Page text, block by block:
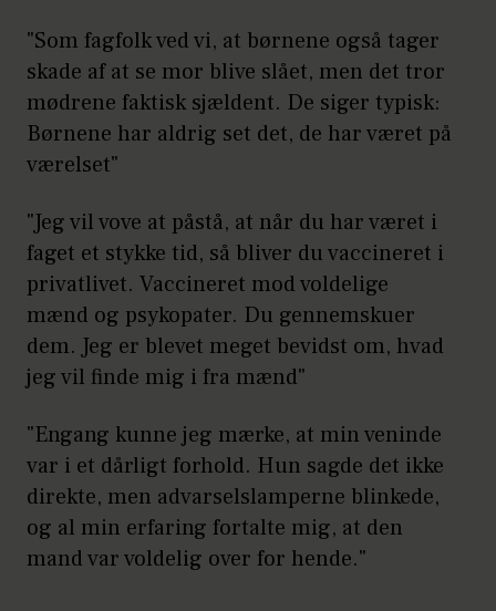
"Som fagfolk ved vi, at børnene også tager
skade af at se mor blive slået, men det tror
mødrene faktisk sjældent. De siger typisk:
Børnene har aldrig set det, de har været på
værelset"
"Jeg vil vove at påstå, at når du har været i
faget et stykke tid, så bliver du vaccineret i
privatlivet. Vaccineret mod voldelige
mænd og psykopater. Du gennemskuer
dem. Jeg er blevet meget bevidst om, hvad
jeg vil finde mig i fra mænd"
"Engang kunne jeg mærke, at min veninde
var i et dårligt forhold. Hun sagde det ikke
direkte, men advarselslamperne blinkede,
og al min erfaring fortalte mig, at den
mand var voldelig over for hende."